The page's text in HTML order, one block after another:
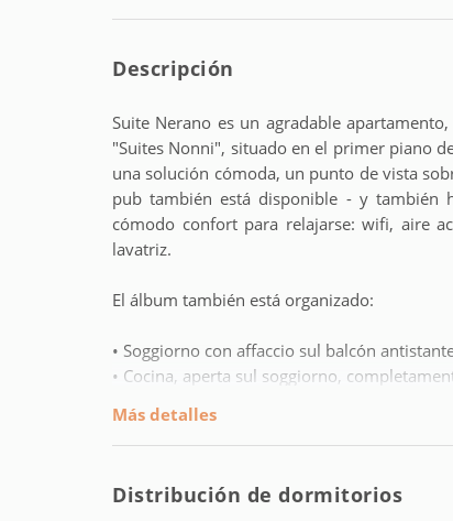
Descripción
Suite Nerano es un agradable
"Suites Nonni", situado en el primer piano
una solución cómoda, un punto de vista
pub también está disponible - y también
cómodo confort para relajarse: wifi, aire
lavatriz.
El álbum también está organizado:
• Soggiorno con affaccio sul balcón
• Cocina, aperta sul soggiorno,
• 1 bagno con doccia
palazzina. Este es el corazón de Maiori,
Más detalles
Distribución de dormitorios